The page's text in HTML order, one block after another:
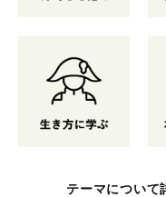
テーマについて